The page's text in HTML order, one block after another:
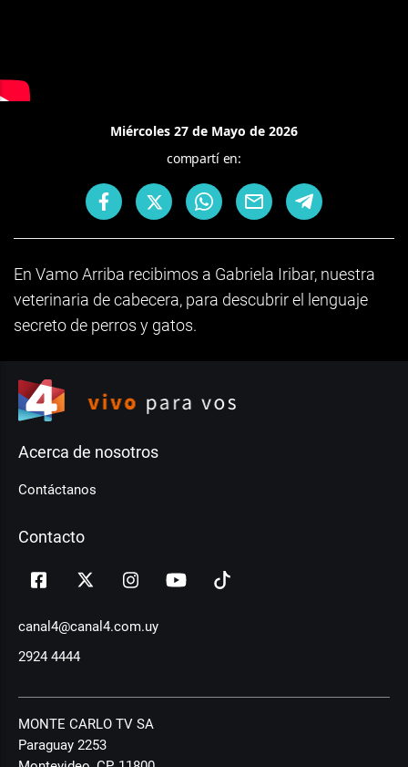
Miércoles 27 de Mayo de 2026
compartí en:
En Vamo Arriba recibimos a Gabriela Iribar, nuestra
veterinaria de cabecera, para descubrir el lenguaje
secreto de perros y gatos.
Acerca de nosotros
Contáctanos
Contacto
canal4@canal4.com.uy
2924 4444
MONTE CARLO TV SA
Paraguay 2253